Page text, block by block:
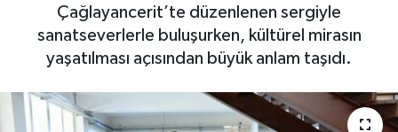
Çağlayancerit’te düzenlenen sergiyle
sanatseverlerle buluşurken, kültürel mirasın
yaşatılması açısından büyük anlam taşıdı.
Haber Arşivi